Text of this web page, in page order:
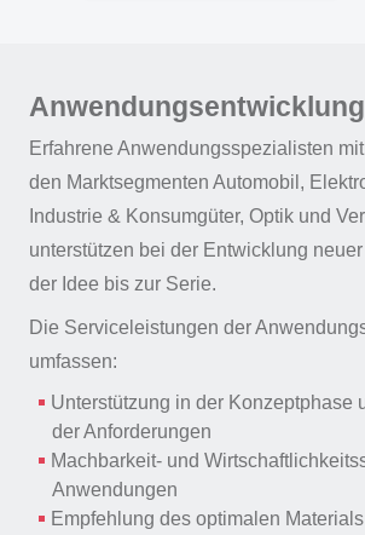
Anwendungsentwicklung
Erfahrene Anwendungsspezialisten
den Marktsegmenten Automobil,
Industrie & Konsumgüter, Optik und
unterstützen bei der Entwicklung
der Idee bis zur Serie.
Die Serviceleistungen der
umfassen:
Unterstützung in der Konzeptphase
der Anforderungen
Machbarkeit- und
Anwendungen
Empfehlung des optimalen